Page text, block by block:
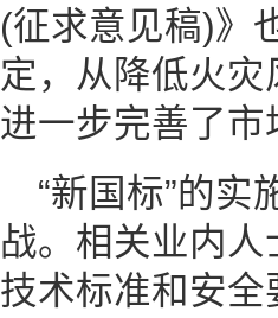
(征求意见稿)》
定，从降低火
进一步完善了
“新国标”的
战。相关业内人
技术标准和安